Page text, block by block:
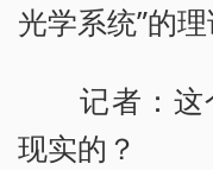
光学系统”的理
记者：这
现实的？